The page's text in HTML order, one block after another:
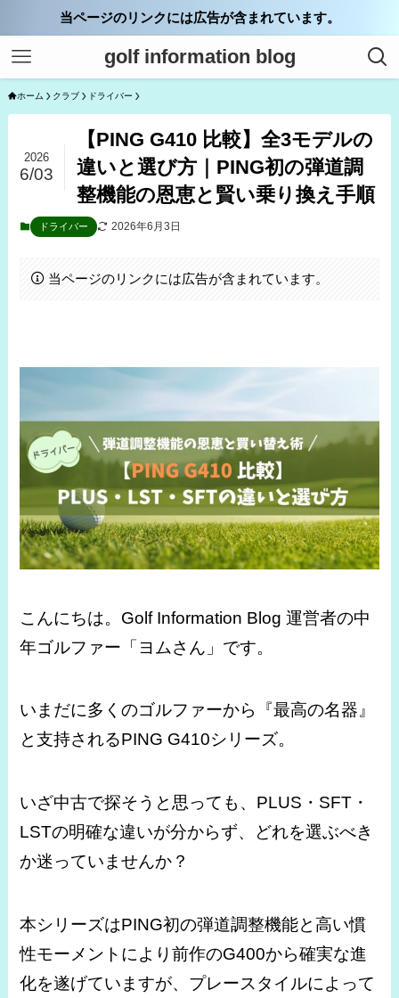
当ページのリンクには広告が含まれています。
golf information blog
ホーム クラブ ドライバー
【PING G410 比較】全3モデルの
違いと選び方｜PING初の弾道調
整機能の恩恵と賢い乗り換え手順
2026
6/03
ドライバー 2026年6月3日
当ページのリンクには広告が含まれています。
こんにちは。Golf Information Blog 運営者の中
年ゴルファー「ヨムさん」です。
いまだに多くのゴルファーから『最高の名器』
と支持されるPING G410シリーズ。
いざ中古で探そうと思っても、PLUS・SFT・
LSTの明確な違いが分からず、どれを選ぶべき
か迷っていませんか？
本シリーズはPING初の弾道調整機能と高い慣
性モーメントにより前作のG400から確実な進
化を遂げていますが、プレースタイルによって